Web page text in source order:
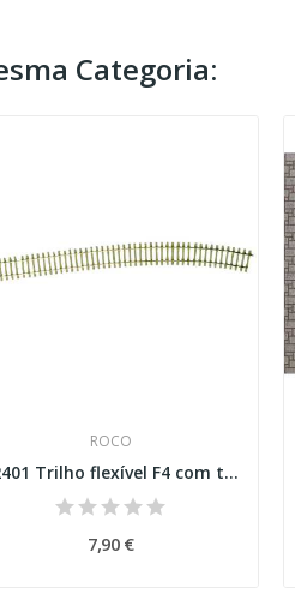
Categoria:
ROCO
42401 Trilho flexível F4 com travessas de...
7,90 €